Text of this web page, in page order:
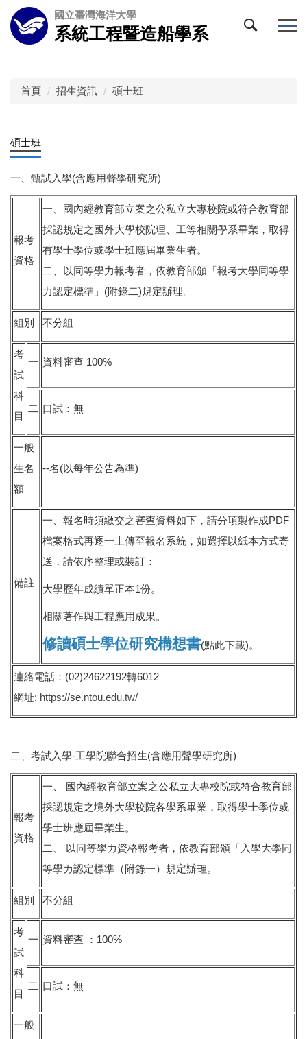
跳
到
主
國立臺灣海洋大學
系統工程暨造船學系
首頁 招生資訊 碩士班
碩士班
一、甄試入學(含應用聲學研究所)
報考
資格
一、國內經教育部立案之公私立大專校院或符合教育部
採認規定之國外大學校院理、工等相關學系畢業，取得
有學士學位或學士班應屆畢業生者。
二、以同等學力報考者，依教育部頒「報考大學同等學
力認定標準」(附錄二)規定辦理。
組別 不分組
考
試
科
目
一 資料審查 100%
二 口試：無
一般
生名
額
--名(以每年公告為準)
備註
一、報名時須繳交之審查資料如下，請分項製作成PDF
檔案格式再逐一上傳至報名系統，如選擇以紙本方式寄
送，請依序整理或裝訂：
大學歷年成績單正本1份。
相關著作與工程應用成果。
修讀碩士學位研究構想書(點此下載)。
連絡電話：(02)24622192轉6012
網址: https://se.ntou.edu.tw/
二、考試入學-工學院聯合招生(含應用聲學研究所)
報考
資格
一、 國內經教育部立案之公私立大專校院或符合教育部
採認規定之境外大學校院各學系畢業，取得學士學位或
學士班應屆畢業生。
二、 以同等學力資格報考者，依教育部頒「入學大學同
等學力認定標準（附錄一）規定辦理。
組別 不分組
考
試
科
目
一 資料審查 ：100%
二 口試：無
一般